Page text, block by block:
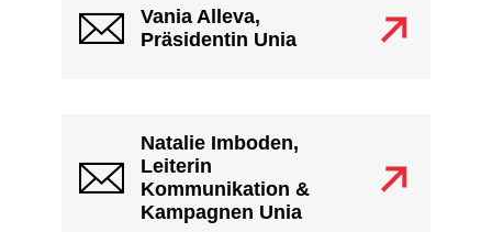
Vania Alleva,
Präsidentin Unia
Natalie Imboden,
Leiterin
Kommunikation &
Kampagnen Unia